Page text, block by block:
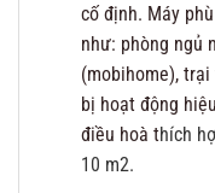
cố định. Máy
như: phòng ngủ
(mobihome),
bị hoạt động
điều hoà thích
10 m2.